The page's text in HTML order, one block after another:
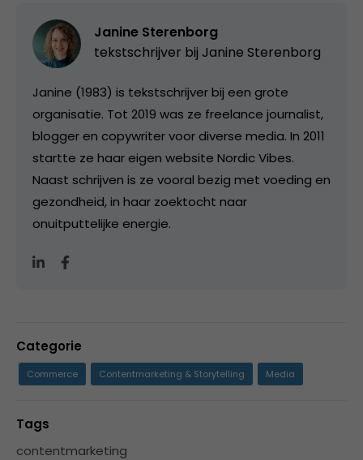
Janine Sterenborg
tekstschrijver bij Janine Sterenborg
Janine (1983) is tekstschrijver bij een grote
organisatie. Tot 2019 was ze freelance journalist,
blogger en copywriter voor diverse media. In 2011
startte ze haar eigen website Nordic Vibes.
Naast schrijven is ze vooral bezig met voeding en
gezondheid, in haar zoektocht naar
onuitputtelijke energie.
Categorie
Commerce Contentmarketing & Storytelling Media
Tags
contentmarketing